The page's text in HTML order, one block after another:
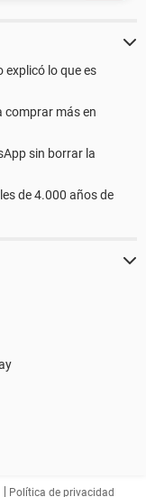
explicó lo que es
comprar más en
sin borrar la
de 4.000 años de
Política de privacidad